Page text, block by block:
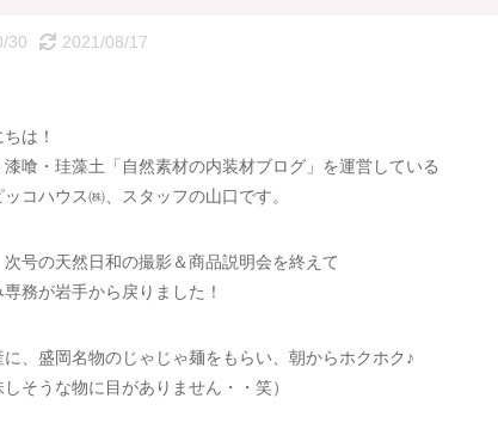
30 2021/08/17
は！
漆喰・珪藻土「自然素材の内装材ブログ」を運営している
ッコハウス㈱、スタッフの山口です。
次号の天然日和の撮影＆商品説明会を終えて
務が岩手から戻りました！
に、盛岡名物のじゃじゃ麺をもらい、朝からホクホク♪
しそうな物に目がありません・・笑）